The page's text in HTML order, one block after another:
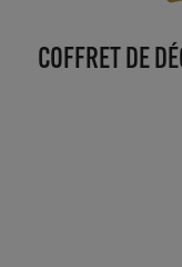
COFFRET DE